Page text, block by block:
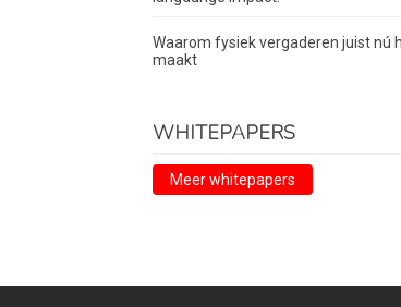
Waarom fysiek vergaderen juist nú
maakt
WHITEPAPERS
Meer whitepapers